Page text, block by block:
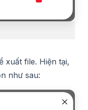
xuất file. Hiện tại,
như sau: